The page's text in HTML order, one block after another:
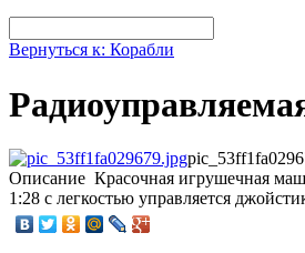
Вернуться к: Корабли
Описание Красочная игрушечная
1:28 с легкостью управляется